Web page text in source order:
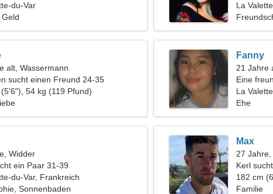
du-Var
La
alt, Wassermann
sucht einen Freund 24-35
54 kg (119 Pfund)
Fanny
21 Jahre
Eine
La
Ehe
Widder
ein Paar 31-39
du-Var, Frankreich
Sonnenbaden
Max
27
Kerl
182 cm
Familie